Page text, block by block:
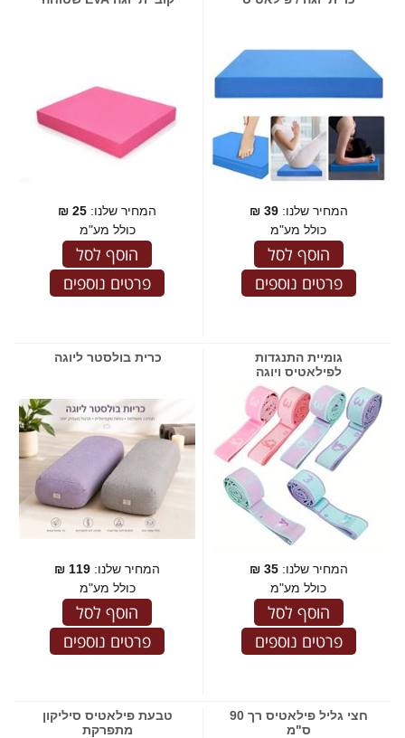
המחיר שלנו:39
₪
כולל מע"מ
הוסף לסל
פרטים נוספים
המחיר שלנו: 25
₪
כולל מע"מ
הוסף לסל
פרטים נוספים
גומיית התנגדות
לפילאטיס ויוגה
המחיר שלנו:35
₪
כולל מע"מ
הוסף לסל
פרטים נוספים
כרית בולסטר ליוגה
המחיר שלנו: 119
₪
כולל מע"מ
הוסף לסל
פרטים נוספים
חצי גליל פילאטיס רך 90
ס"מ
טבעת פילאטיס סיליקון
מתפרקת